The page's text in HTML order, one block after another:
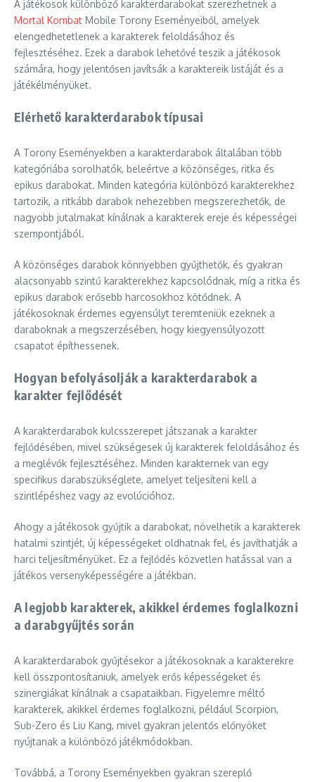
A játékosok különböző karakterdarabokat szerezhetnek a
Mortal Kombat Mobile Torony Eseményeiből, amelyek
elengedhetetlenek a karakterek feloldásához és
fejlesztéséhez. Ezek a darabok lehetővé teszik a játékosok
számára, hogy jelentősen javítsák a karaktereik listáját és a
játékélményüket.
Elérhető karakterdarabok típusai
A Torony Eseményekben a karakterdarabok általában több
kategóriába sorolhatók, beleértve a közönséges, ritka és
epikus darabokat. Minden kategória különböző karakterekhez
tartozik, a ritkább darabok nehezebben megszerezhetők, de
nagyobb jutalmakat kínálnak a karakterek ereje és képességei
szempontjából.
A közönséges darabok könnyebben gyűjthetők, és gyakran
alacsonyabb szintű karakterekhez kapcsolódnak, míg a ritka és
epikus darabok erősebb harcosokhoz kötődnek. A
játékosoknak érdemes egyensúlyt teremteniük ezeknek a
daraboknak a megszerzésében, hogy kiegyensúlyozott
csapatot építhessenek.
Hogyan befolyásolják a karakterdarabok a
karakter fejlődését
A karakterdarabok kulcsszerepet játszanak a karakter
fejlődésében, mivel szükségesek új karakterek feloldásához és
a meglévők fejlesztéséhez. Minden karakternek van egy
specifikus darabszükséglete, amelyet teljesíteni kell a
szintlépéshez vagy az evolúcióhoz.
Ahogy a játékosok gyűjtik a darabokat, növelhetik a karakterek
hatalmi szintjét, új képességeket oldhatnak fel, és javíthatják a
harci teljesítményüket. Ez a fejlődés közvetlen hatással van a
játékos versenyképességére a játékban.
A legjobb karakterek, akikkel érdemes foglalkozni
a darabgyűjtés során
A karakterdarabok gyűjtésekor a játékosoknak a karakterekre
kell összpontosítaniuk, amelyek erős képességeket és
szinergiákat kínálnak a csapataikban. Figyelemre méltó
karakterek, akikkel érdemes foglalkozni, például Scorpion,
Sub-Zero és Liu Kang, mivel gyakran jelentős előnyöket
nyújtanak a különböző játékmódokban.
Továbbá, a Torony Eseményekben gyakran szereplő